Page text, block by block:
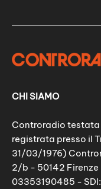
CHI SIAMO
Controradio
registrata presso il
31/03/1976)
2/b - 50142 Firenze
03353190485 - SDI: